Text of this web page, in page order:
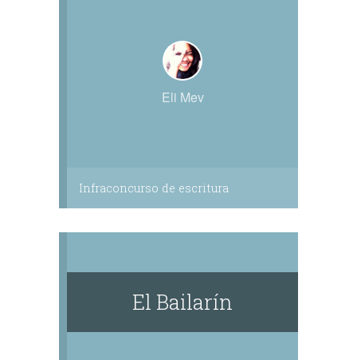
Eli Mev
Infraconcurso de escritura
El Bailarín